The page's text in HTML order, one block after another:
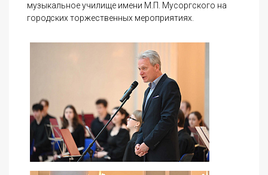
музыкальное училище имени М.П. Мусоргского на
городских торжественных мероприятиях.